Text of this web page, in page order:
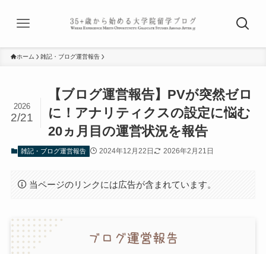
ホーム 雑記・ブログ運営報告
【ブログ運営報告】PVが突然ゼロ
に！アナリティクスの設定に悩む
20ヵ月目の運営状況を報告
2026
2/21
雑記・ブログ運営報告 2024年12月22日 2026年2月21日
当ページのリンクには広告が含まれています。